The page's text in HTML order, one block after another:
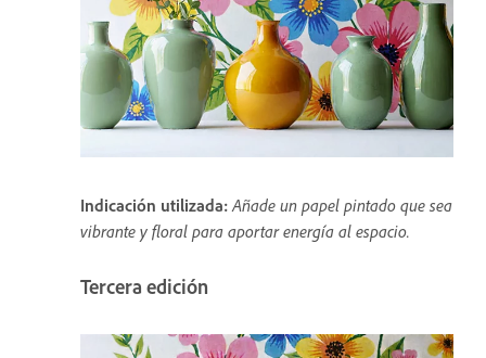
Indicación utilizada:Añade un papel pintado que sea
vibrante y floral para aportar energía al espacio.
Tercera edición